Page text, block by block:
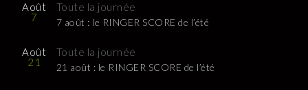
Août
7
Toute la journée
7 août : le RINGER SCORE de l’été
Août
21
Toute la journée
21 août : le RINGER SCORE de l’été